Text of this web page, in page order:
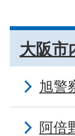
大阪市
旭警
阿倍